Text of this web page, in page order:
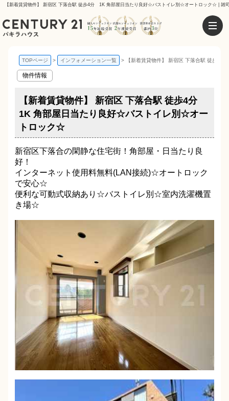
【新着賃貸物件】 新宿区 下落合駅 徒歩4分 1K 角部屋日当たり良好☆バストイレ別☆オートロック☆ | 雑
TOPページ インフォメーション一覧 【新着賃貸物件】 新宿区 下落合駅 徒歩
物件情報
【新着賃貸物件】 新宿区 下落合駅 徒歩4分
1K 角部屋日当たり良好☆バストイレ別☆オー
トロック☆
新宿区下落合の閑静な住宅街！角部屋・日当たり良
好！
インターネット使用料無料(LAN接続)☆オートロック
で安心☆
便利な可動式収納あり☆バストイレ別☆室内洗濯機置
き場☆